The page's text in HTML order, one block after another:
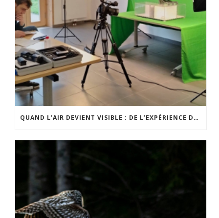
QUAND L’AIR DEVIENT VISIBLE : DE L’EXPÉRIENCE DE TERRAIN À UN OUTIL PÉDAGOGIQUE